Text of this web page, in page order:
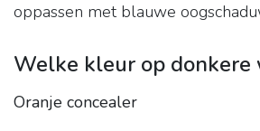
oppassen met blauwe
Welke kleur op donkere
Oranje concealer